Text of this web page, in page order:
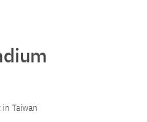
Taiwan